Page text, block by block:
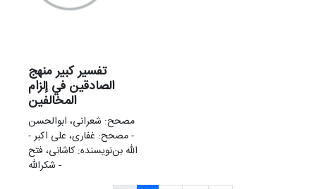
تفسير كبير منهج
الصادقين في إلزام
المخالفين
مصحح: شعرانی، ابوالحسن
- مصحح: غفاری، علی‌ اکبر -
نویسنده: کاشانی، فتح‌‎الله بن
شکرالله -